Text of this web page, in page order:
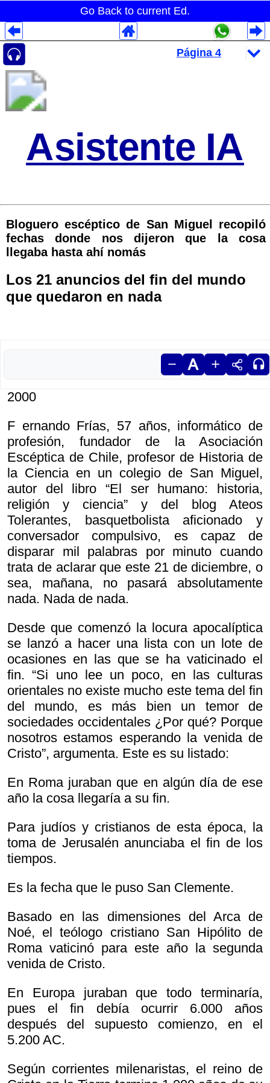
Go Back to current Ed.
Asistente IA
Bloguero escéptico de San Miguel recopiló
fechas donde nos dijeron que la cosa
llegaba hasta ahí nomás
Los 21 anuncios del fin del mundo
que quedaron en nada
2000
F ernando Frías, 57 años, informático de
profesión, fundador de la Asociación
Escéptica de Chile, profesor de Historia de
la Ciencia en un colegio de San Miguel,
autor del libro “El ser humano: historia,
religión y ciencia” y del blog Ateos
Tolerantes, basquetbolista aficionado y
conversador compulsivo, es capaz de
disparar mil palabras por minuto cuando
trata de aclarar que este 21 de diciembre, o
sea, mañana, no pasará absolutamente
nada. Nada de nada.
Desde que comenzó la locura apocalíptica
se lanzó a hacer una lista con un lote de
ocasiones en las que se ha vaticinado el
fin. “Si uno lee un poco, en las culturas
orientales no existe mucho este tema del fin
del mundo, es más bien un temor de
sociedades occidentales ¿Por qué? Porque
nosotros estamos esperando la venida de
Cristo”, argumenta. Este es su listado:
En Roma juraban que en algún día de ese
año la cosa llegaría a su fin.
Para judíos y cristianos de esta época, la
toma de Jerusalén anunciaba el fin de los
tiempos.
Es la fecha que le puso San Clemente.
Basado en las dimensiones del Arca de
Noé, el teólogo cristiano San Hipólito de
Roma vaticinó para este año la segunda
venida de Cristo.
En Europa juraban que todo terminaría,
pues el fin debía ocurrir 6.000 años
después del supuesto comienzo, en el
5.200 AC.
Según corrientes milenaristas, el reino de
Despliegues Analytics
Despliegues Totales
Despliegues por Rubros